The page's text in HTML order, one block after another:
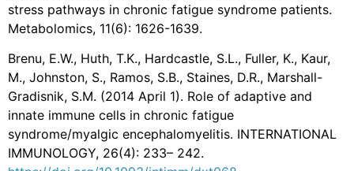
stress pathways in chronic fatigue syndrome patients.
Metabolomics, 11(6): 1626-1639.
Brenu, E.W., Huth, T.K., Hardcastle, S.L., Fuller, K., Kaur,
M., Johnston, S., Ramos, S.B., Staines, D.R., Marshall-
Gradisnik, S.M. (2014 April 1). Role of adaptive and
innate immune cells in chronic fatigue
syndrome/myalgic encephalomyelitis. INTERNATIONAL
IMMUNOLOGY, 26(4): 233– 242.